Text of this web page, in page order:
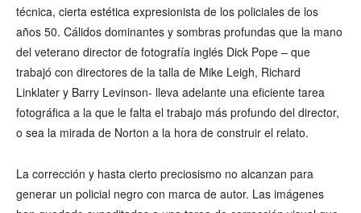
técnica, cierta estética expresionista de los policiales de los
años 50. Cálidos dominantes y sombras profundas que la mano
del veterano director de fotografía inglés Dick Pope – que
trabajó con directores de la talla de Mike Leigh, Richard
Linklater y Barry Levinson- lleva adelante una eficiente tarea
fotográfica a la que le falta el trabajo más profundo del director,
o sea la mirada de Norton a la hora de construir el relato.
La corrección y hasta cierto preciosismo no alcanzan para
generar un policial negro con marca de autor. Las imágenes